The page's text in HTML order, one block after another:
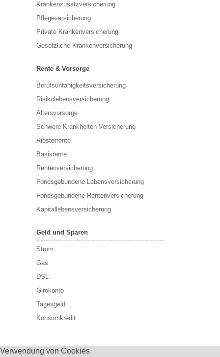
Krankenzusatzversicherung
Pflegeversicherung
Private Krankenversicherung
Gesetzliche Krankenversicherung
Rente & Vorsorge
Berufs­unfähigkeitsversicherung
Risikolebensversicherung
Altersvorsorge
Schwere Krankheiten Versicherung
Riesterrente
Basisrente
Rentenversicherung
Fondsgebundene Lebensversicherung
Fondsgebundene Rentenversicherung
Kapitallebensversicherung
Geld und Sparen
Strom
Gas
DSL
Girokonto
Tagesgeld
Konsumkredit
Verwendung von Cookies